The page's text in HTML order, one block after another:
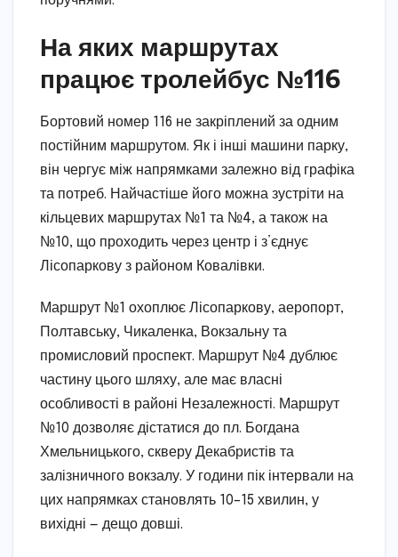
На яких маршрутах
працює тролейбус №116
Бортовий номер 116 не закріплений за одним
постійним маршрутом. Як і інші машини парку,
він чергує між напрямками залежно від графіка
та потреб. Найчастіше його можна зустріти на
кільцевих маршрутах №1 та №4, а також на
№10, що проходить через центр і з’єднує
Лісопаркову з районом Ковалівки.
Маршрут №1 охоплює Лісопаркову, аеропорт,
Полтавську, Чикаленка, Вокзальну та
промисловий проспект. Маршрут №4 дублює
частину цього шляху, але має власні
особливості в районі Незалежності. Маршрут
№10 дозволяє дістатися до пл. Богдана
Хмельницького, скверу Декабристів та
залізничного вокзалу. У години пік інтервали на
цих напрямках становлять 10–15 хвилин, у
вихідні — дещо довші.